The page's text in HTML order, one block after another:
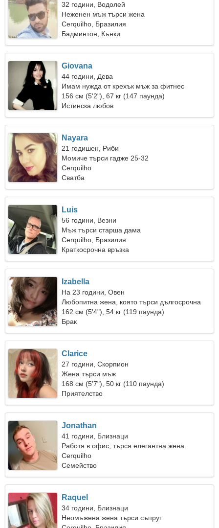
32 години, Водолей
Неженен мъж търси жена
Cerquilho, Бразилия
Бадминтон, Кънки
Giovana
44 години, Дева
Имам нужда от крехък мъж за фитнес
156 см (5'2"), 67 кг (147 паунда)
Истинска любов
Nayara
21 годишен, Риби
Момиче търси гадже 25-32
Cerquilho
Сватба
Luis
56 години, Везни
Мъж търси старша дама
Cerquilho, Бразилия
Краткосрочна връзка
Izabella
На 23 години, Овен
Любопитна жена, която търси дългосрочна
връзка
162 см (5'4"), 54 кг (119 паунда)
Брак
Clarice
27 години, Скорпион
Жена търси мъж
168 см (5'7"), 50 кг (110 паунда)
Приятелство
Jonathan
41 години, Близнаци
Работя в офис, търся елегантна жена
Cerquilho
Семейство
Raquel
34 години, Близнаци
Неомъжена жена търси съпруг